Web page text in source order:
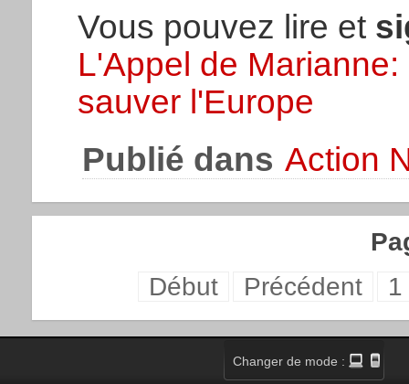
Vous pouvez lire et
L'Appel de
sauver l'Europe
Publié dans Action
Début
Précédent 1
Changer de mode :